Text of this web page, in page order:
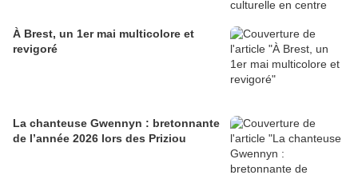
À Brest, un 1er mai multicolore et
revigoré
La chanteuse Gwennyn : bretonnante
de l’année 2026 lors des Priziou